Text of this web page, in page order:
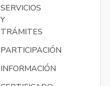
SERVICIOS
Y
TRÁMITES
PARTICIPACIÓN
INFORMACIÓN